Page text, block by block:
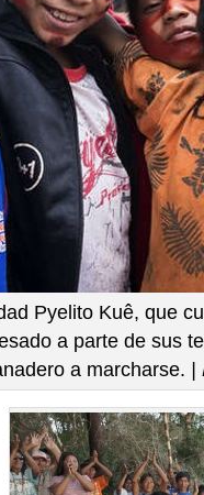
Pyelito Kuê, que
a parte de sus
a marcharse.